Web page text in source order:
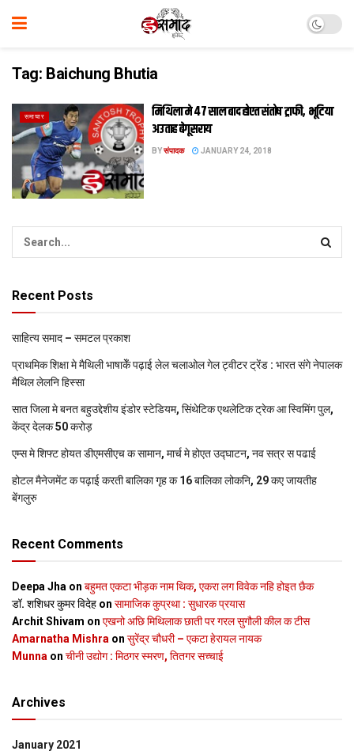
Tag: Baichung Bhutia
समाचार
मिथिला मे 47 साल बाद होएत संतोष ट्राफी, भूटिया
अउताह बेगूसराय
BYसंपादक JANUARY 24, 2018
Recent Posts
साहित्य समाद – समटल प्रकाश
प्राथमिक शि‍क्षा मे मैथि‍ली भाषाकेँ पढ़ाई लेल चलाओल गेल ट्वीटर ट्रेंड : भारत संगे नेपालक
मैथिल लेलनि हिस्सा
सात जिला मे बनत बहुउद्देशीय इंडोर स्‍टेडि‍यम, सिंथेटिक एथलेटिक ट्रेक आ स्विमिंग पुल,
केंद्र देलक 50 करोड़
एम्स मे शिफ्ट होयत डीएमसीएच क सामान, मार्च मे होएत उद्घाटन, नव सत्र स पढाई
होटल मैनेजमेंट क पढ़ाई करती बालिका गृह क 16 बालिका लोकनि, 29 कए जायतीह
बेंगलुरु
Recent Comments
Deepa Jha on बहुमत एकटा भीड़क नाम थिक, एकरा लग विवेक नहि होइत छैक
डॉ. शशिधर कुमर विदेह on सामाजिक कुप्रथा : सुधारक प्रयास
Archit Shivam on एखनो अछि मिथिलाक छाती पर गरल सुगौली कील क टीस
Amarnatha Mishra on सुरेंद्र चौधरी – एकटा हेरायल नायक
Munna on चीनी उद्योग : मिठगर स्‍मरण, तितगर सच्‍चाई
Archives
January 2021